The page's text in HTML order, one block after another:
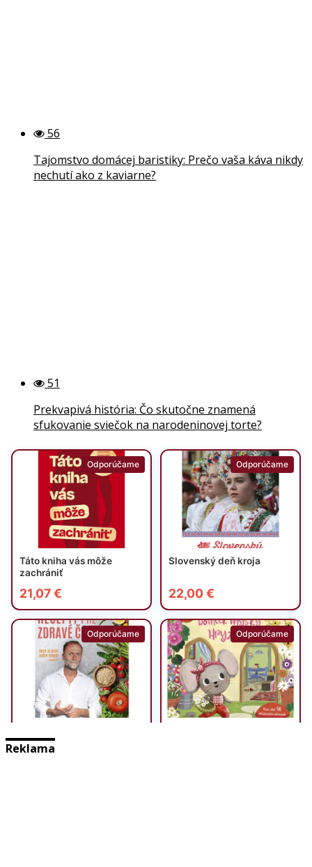
56
Tajomstvo domácej baristiky: Prečo vaša káva nikdy
nechutí ako z kaviarne?
51
Prekvapivá história: Čo skutočne znamená
sfukovanie sviečok na narodeninovej torte?
Reklama